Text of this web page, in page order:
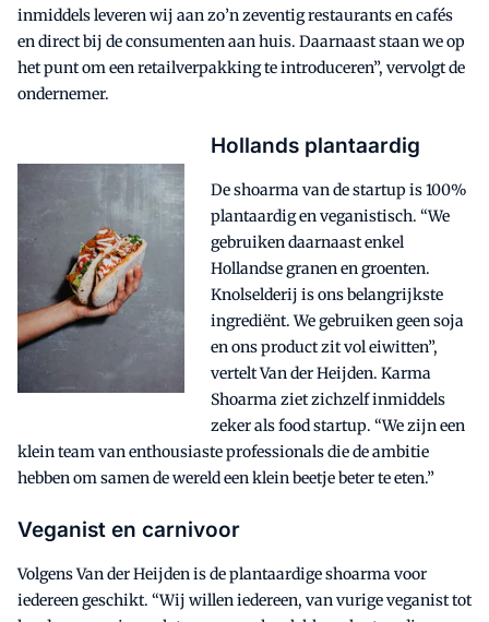
inmiddels leveren wij aan zo’n zeventig restaurants en cafés
en direct bij de consumenten aan huis. Daarnaast staan we op
het punt om een retailverpakking te introduceren”, vervolgt de
ondernemer.
Hollands plantaardig
De shoarma van de startup is 100%
plantaardig en veganistisch. “We
gebruiken daarnaast enkel
Hollandse granen en groenten.
Knolselderij is ons belangrijkste
ingrediënt. We gebruiken geen soja
en ons product zit vol eiwitten”,
vertelt Van der Heijden. Karma
Shoarma ziet zichzelf inmiddels
zeker als food startup. “We zijn een
klein team van enthousiaste professionals die de ambitie
hebben om samen de wereld een klein beetje beter te eten.”
Veganist en carnivoor
Volgens Van der Heijden is de plantaardige shoarma voor
iedereen geschikt. “Wij willen iedereen, van vurige veganist tot